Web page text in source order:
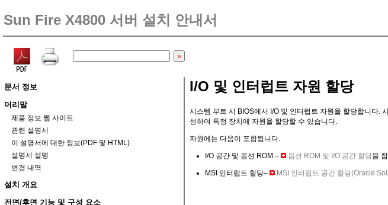
Sun Fire X4800 서버 설치 안내서
문서 정보
머리말
제품 정보 웹 사이트
관련 설명서
이 설명서에 대한 정보(PDF 및 HTML)
설명서 설명
변경 내역
설치 개요
전면/후면 기능 및 구성 요소
I/O 및 인터럽트 자원 할당
시스템 부트 시 BIOS에서 I/O 및 인터럽트 자원을 할당합니다.
성하여 특정 장치에 자원을 할당할 수 있습니다.
자원에는 다음이 포함됩니다.
I/O 공간 및 옵션 ROM – 옵션 ROM 및 I/O 공간 할당을
MSI 인터럽트 할당– MSI 인터럽트 공간 할당(Oracle